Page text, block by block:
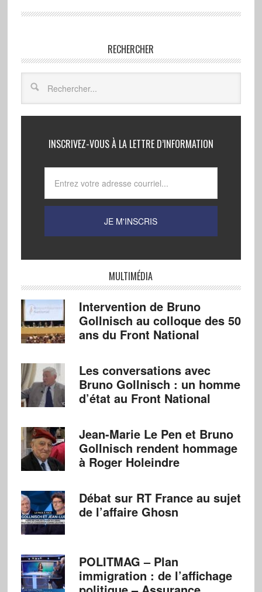
RECHERCHER
INSCRIVEZ-VOUS À LA LETTRE D’INFORMATION
MULTIMÉDIA
Intervention de Bruno
Gollnisch au colloque des 50
ans du Front National
Les conversations avec
Bruno Gollnisch : un homme
d’état au Front National
Jean-Marie Le Pen et Bruno
Gollnisch rendent hommage
à Roger Holeindre
Débat sur RT France au sujet
de l’affaire Ghosn
POLITMAG – Plan
immigration : de l’affichage